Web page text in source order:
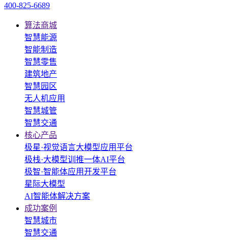
400-825-6689
算法商城
智慧能源
智能制造
智慧零售
建筑地产
智慧园区
无人机应用
智慧城管
智慧交通
核心产品
极星·视觉语言大模型应用平台
极栈·大模型训推一体AI平台
极智·智能体应用开发平台
星际大模型
AI智能体解决方案
成功案例
智慧城市
智慧交通